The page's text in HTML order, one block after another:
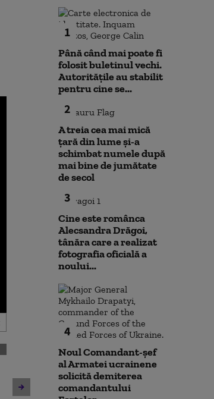
Un asistent medical din SUA
1
Până când mai poate fi
folosit buletinul vechi.
Autoritățile au stabilit
pentru cine se...
2
A treia cea mai mică
țară din lume și-a
schimbat numele după
mai bine de jumătate
de secol
3
Cine este românca
Alecsandra Drăgoi,
tânăra care a realizat
fotografia oficială a
noului...
4
Noul Comandant-șef
al Armatei ucrainene
solicită demiterea
comandantului